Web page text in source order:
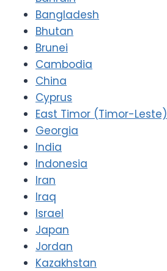
Bangladesh
Bhutan
Brunei
Cambodia
China
Cyprus
East Timor (Timor-Leste)
Georgia
India
Indonesia
Iran
Iraq
Israel
Japan
Jordan
Kazakhstan